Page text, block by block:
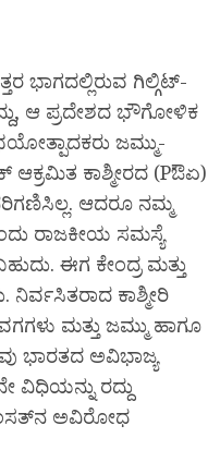
ಭಾಗದಲ್ಲಿರುವ ಗಿಲ್ಗಿಟ್-
ಆ ಪ್ರದೇಶದ ಭೌಗೋಳಿಕ
ಜಮ್ಮು-
ಆಕ್ರಮಿತ ಕಾಶ್ಮೀರದ (Pಔಏ)
ಆದರೂ ನಮ್ಮ
ರಾಜಕೀಯ ಸಮಸ್ಯೆ
ಈಗ ಕೇಂದ್ರ ಮತ್ತು
ನಿರ್ವಸಿತರಾದ ಕಾಶ್ಮೀರಿ
ಮತ್ತು ಜಮ್ಮು ಹಾಗೂ
ಭಾರತದ ಅವಿಭಾಜ್ಯ
ರದ್ದು
ಅವಿರೋಧ